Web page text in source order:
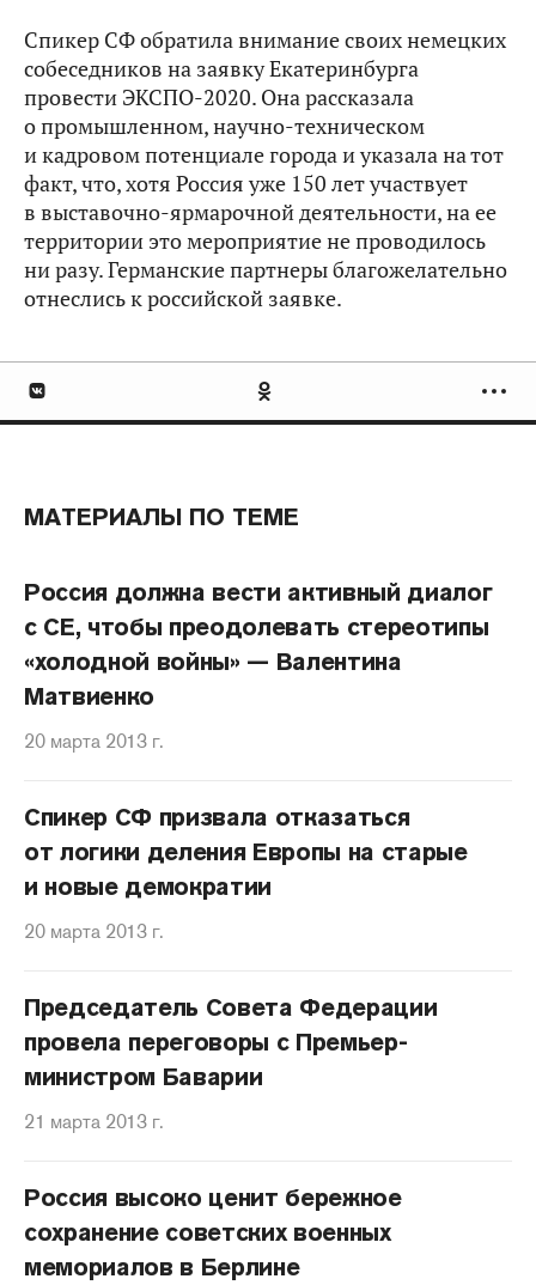
Спикер СФ обратила внимание своих немецких
собеседников на заявку Екатеринбурга
провести ЭКСПО-2020. Она рассказала
о промышленном, научно-техническом
и кадровом потенциале города и указала на тот
факт, что, хотя Россия уже 150 лет участвует
в выставочно-ярмарочной деятельности, на ее
территории это мероприятие не проводилось
ни разу. Германские партнеры благожелательно
отнеслись к российской заявке.
МАТЕРИАЛЫ ПО ТЕМЕ
Россия должна вести активный диалог
с СЕ, чтобы преодолевать стереотипы
«холодной войны» — Валентина
Матвиенко
20 марта 2013 г.
Спикер СФ призвала отказаться
от логики деления Европы на старые
и новые демократии
20 марта 2013 г.
Председатель Совета Федерации
провела переговоры с Премьер-
министром Баварии
21 марта 2013 г.
Россия высоко ценит бережное
сохранение советских военных
мемориалов в Берлине